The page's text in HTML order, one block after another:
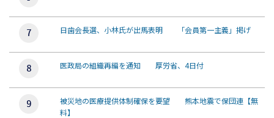
日歯会長選、小林氏が出馬表明 「会員第一主義」掲げ
医政局の組織再編を通知 厚労省、4日付
被災地の医療提供体制確保を要望 熊本地震で保団連【無
料】